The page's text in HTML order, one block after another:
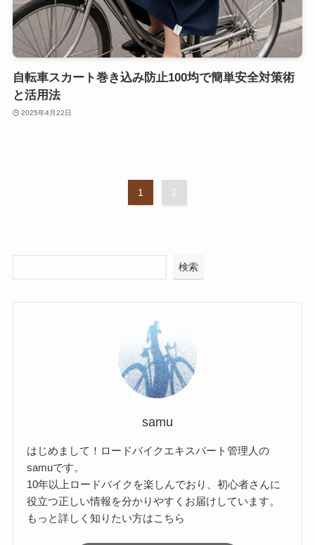
自転車スカート巻き込み防止100均で簡単安全対策術
と活用法
2025年4月22日
1 2
検索
samu
はじめまして！ロードバイクエキスパート管理人の
samuです。
10年以上ロードバイクを楽しんでおり、初心者さんに
役立つ正しい情報を分かりやすくお届けしています。
もっと詳しく知りたい方はこちら